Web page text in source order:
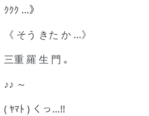
ｸｸｸ …》
《 そう きた か …》
三重 羅 生 門 ｡
♪♪ ～
( ﾔﾏﾄ ) くっ…!!